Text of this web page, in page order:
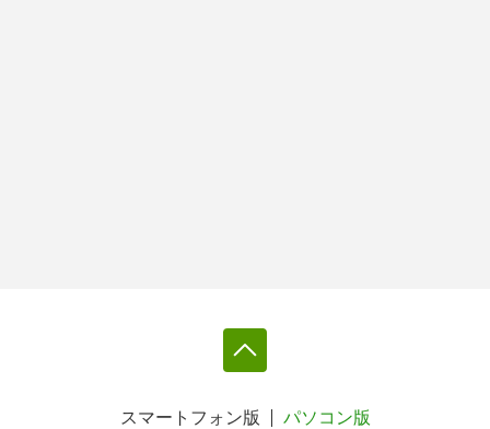
スマートフォン版 パソコン版